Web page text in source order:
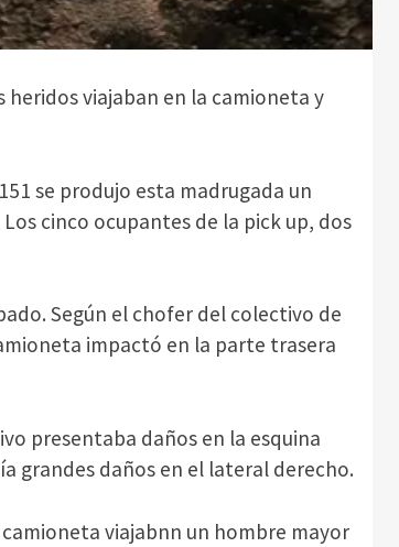
heridos viajaban en la camioneta y
se produjo esta madrugada un
cinco ocupantes de la pick up, dos
Según el chofer del colectivo de
impactó en la parte trasera
presentaba daños en la esquina
grandes daños en el lateral derecho.
viajabnn un hombre mayor